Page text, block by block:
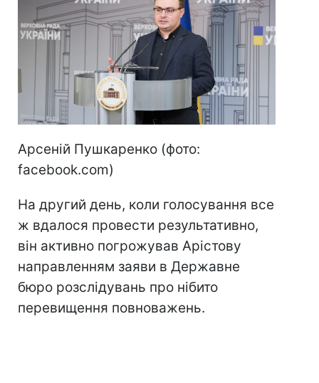
Арсеній Пушкаренко (фото:
facebook.com)
На другий день, коли голосування все
ж вдалося провести результативно,
він активно погрожував Арістову
направленням заяви в Державне
бюро розслідувань про нібито
перевищення повноважень.